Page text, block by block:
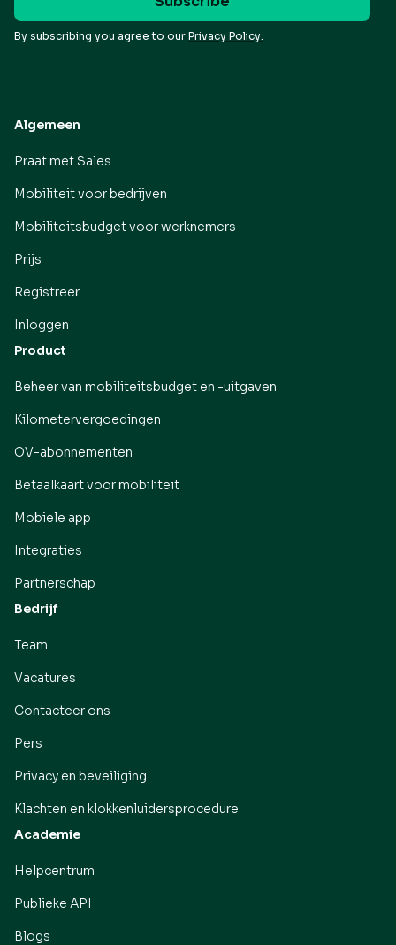
By subscribing you agree to our Privacy Policy.
Algemeen
Praat met Sales
Mobiliteit voor bedrijven
Mobiliteitsbudget voor werknemers
Prijs
Registreer
Inloggen
Product
Beheer van mobiliteitsbudget en -uitgaven
Kilometervergoedingen
OV-abonnementen
Betaalkaart voor mobiliteit
Mobiele app
Integraties
Partnerschap
Bedrijf
Team
Vacatures
Contacteer ons
Pers
Privacy en beveiliging
Klachten en klokkenluidersprocedure
Academie
Helpcentrum
Publieke API
Blogs